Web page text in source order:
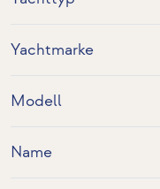
Yachtmarke
Modell
Name